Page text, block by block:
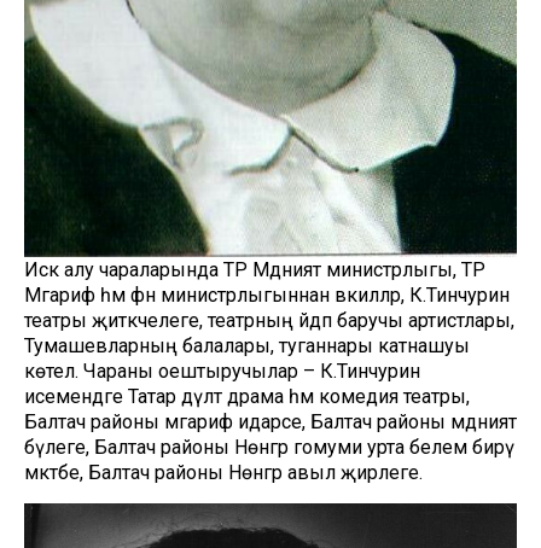
Искә алу чараларында ТР Мәдәният министрлыгы, ТР
Мәгариф һәм фән министрлыгыннан вәкилләр, К.Тинчурин
театры җитәкчелеге, театрның әйдәп баручы артистлары,
Тумашевларның балалары, туганнары катнашуы
көтелә. Чараны оештыручылар – К.Тинчурин
исемендәге Татар дәүләт драма һәм комедия театры,
Балтач районы мәгариф идарәсе, Балтач районы мәдәният
бүлеге, Балтач районы Нөнәгәр гомуми урта белем бирү
мәктәбе, Балтач районы Нөнәгәр авыл җирлеге.